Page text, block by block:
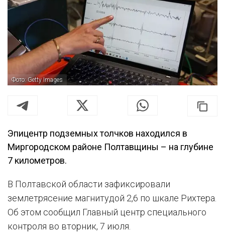
Фото: Getty Images
Эпицентр подземных толчков находился в
Миргородском районе Полтавщины – на глубине
7 километров.
В Полтавской области зафиксировали
землетрясение магнитудой 2,6 по шкале Рихтера.
Об этом сообщил Главный центр специального
контроля во вторник, 7 июля.